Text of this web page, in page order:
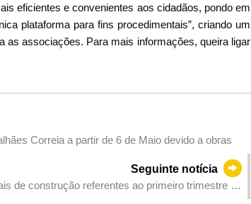
eficientes e convenientes aos cidadãos, pondo em
plataforma para fins procedimentais”, criando um
as associações. Para mais informações, queira ligar
Correia a partir de 6 de Maio devido a obras
Seguinte notícia
de construção referentes ao primeiro trimestre de